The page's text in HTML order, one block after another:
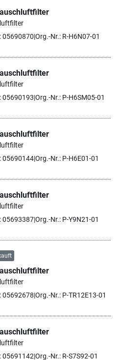
05690870 Org.-Nr.: R-H6N07-01
05690193 Org.-Nr.: P-H6SM05-01
05690144Org.-Nr.: P-H6E01-01
05693387Org.-Nr.: P-Y9N21-01
05692678 Org.-Nr.: P-TR12E13-01
05691142 Org.-Nr.: R-S7S92-01